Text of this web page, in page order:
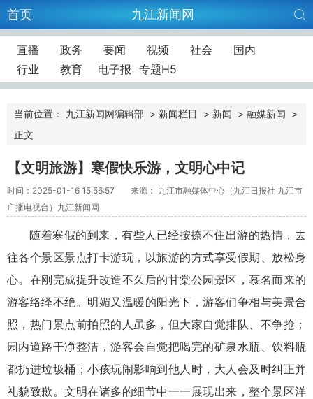
首页 九江新闻网
直播 政务 要闻 视频 社会
国内
行业
教育 电子报 专题H5
当前位置： 九江新闻网编辑部 > 新闻栏目 > 新闻 > 融媒新闻 >
正文
【文明旅游】寒假快乐游，文明心中记
时间：2025-01-16 15:56:57
来源： 九江市融媒体中心（九江日报社 九江市
广播电视台）九江新闻网
随着寒假的到来，有些人已经按捺不住出游的热情，去
往各个景区景点打卡游玩，以旅游的方式享受假期、放松身
心。在刚完成提升改造不久后的甘棠公园景区，慕名而来的
游客络绎不绝。明媚又温暖的阳光下，游客们争相与美景合
照，热门景点前拍照的人虽多，但大家自觉排队、不争抢；
园内道路干净整洁，游客会自觉把喝完的矿泉水瓶、饮料瓶
都扔进垃圾桶；小孩玩闹影响到他人时，大人会及时纠正并
礼貌致歉。文明在诸多的细节中一一展现出来，整个景区洋